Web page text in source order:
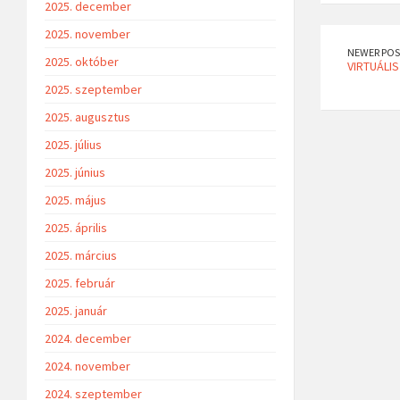
NEWER
2025. december
2025. november
2025. október
2025. szeptember
2025. augusztus
2025. július
2025. június
2025. május
2025. április
2025. március
2025. február
2025. január
2024. december
2024. november
2024. szeptember